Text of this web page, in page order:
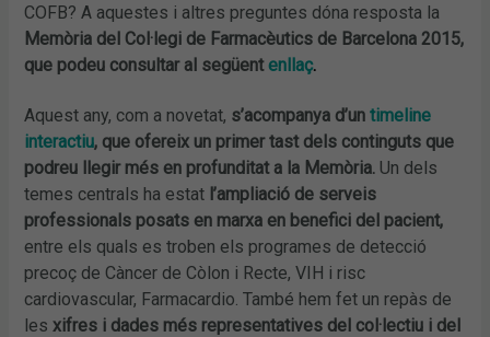
COFB? A aquestes i altres preguntes dóna resposta la
Memòria del Col·legi de Farmacèutics de Barcelona 2015,
que podeu consultar al següent enllaç.
Aquest any, com a novetat, s’acompanya d’untimeline
interactiu, que ofereix un primer tast dels continguts que
podreu llegir més en profunditat a la Memòria. Un dels
temes centrals ha estat l’ampliació de serveis
professionals posats en marxa en benefici del pacient,
entre els quals es troben els programes de detecció
precoç de Càncer de Còlon i Recte, VIH i risc
cardiovascular, Farmacardio. També hem fet un repàs de
lesxifres i dades més representatives del col·lectiu i del